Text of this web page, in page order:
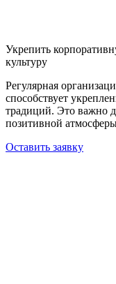
Укрепить
культуру
Регулярная
способствует
традиций. Это важно
позитивной
Оставить заявку